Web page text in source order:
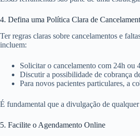
4. Defina uma Política Clara de
Ter regras claras sobre cancelamentos e
incluem:
Solicitar o cancelamento com 24h ou
Discutir a possibilidade de cobrança
Para novos pacientes particulares, a
É fundamental que a divulgação de
5. Facilite o Agendamento Online